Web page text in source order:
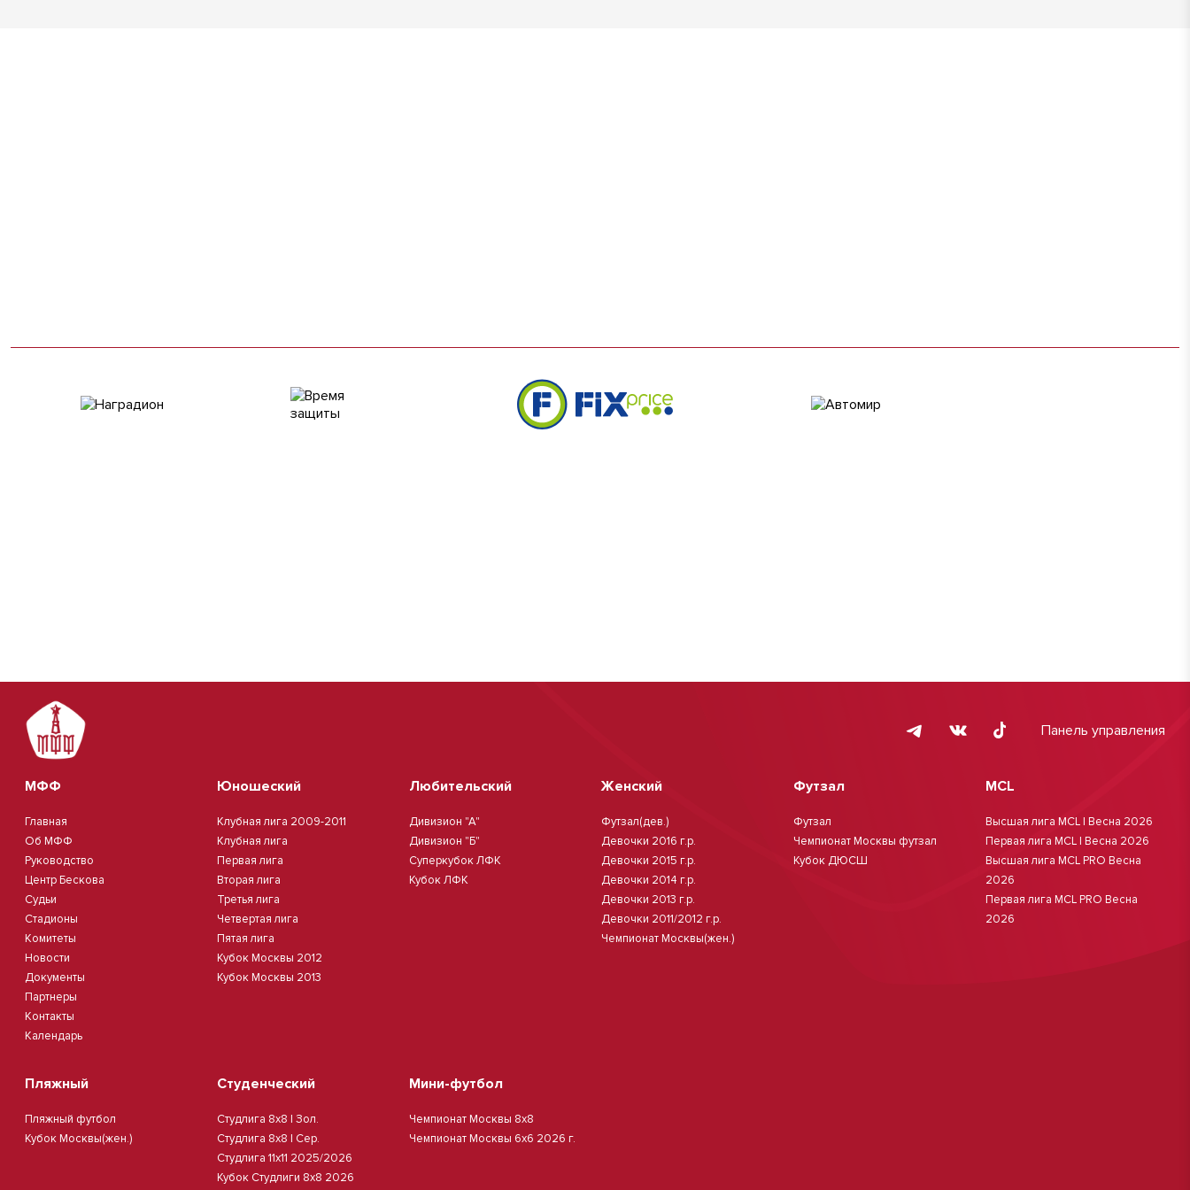
Панель управления
МФФ
Главная
Об МФФ
Руководство
Центр Бескова
Судьи
Стадионы
Комитеты
Новости
Документы
Партнеры
Контакты
Календарь
Юношеский
Клубная лига 2009-2011
Клубная лига
Первая лига
Вторая лига
Третья лига
Четвертая лига
Пятая лига
Кубок Москвы 2012
Кубок Москвы 2013
Любительский
Дивизион "А"
Дивизион "Б"
Суперкубок ЛФК
Кубок ЛФК
Женский
Футзал(дев.)
Девочки 2016 г.р.
Девочки 2015 г.р.
Девочки 2014 г.р.
Девочки 2013 г.р.
Девочки 2011/2012 г.р.
Чемпионат Москвы(жен.)
Футзал
Футзал
Чемпионат Москвы футзал
Кубок ДЮСШ
MCL
Высшая лига MCL | Весна 2026
Первая лига MCL | Весна 2026
Высшая лига MCL PRO Весна
2026
Первая лига MCL PRO Весна
2026
Пляжный
Пляжный футбол
Кубок Москвы(жен.)
Студенческий
Студлига 8х8 | Зол.
Студлига 8х8 | Сер.
Студлига 11х11 2025/2026
Кубок Студлиги 8х8 2026
Мини-футбол
Чемпионат Москвы 8х8
Чемпионат Москвы 6х6 2026 г.